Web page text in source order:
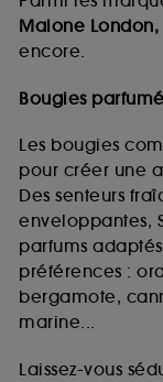
Malone London,
encore.
Bougies
Les bougies
pour créer une
Des senteurs
enveloppantes,
parfums
préférences :
bergamote,
marine...
Laissez-vous